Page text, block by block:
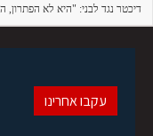
דיכטר נגד לבני: "היא לא הפתרון,
עקבו אחרינו